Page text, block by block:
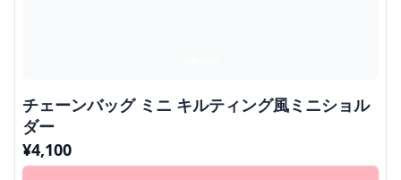
チェーンバッグ ミニ キルティング風ミニショル
ダー
¥4,100